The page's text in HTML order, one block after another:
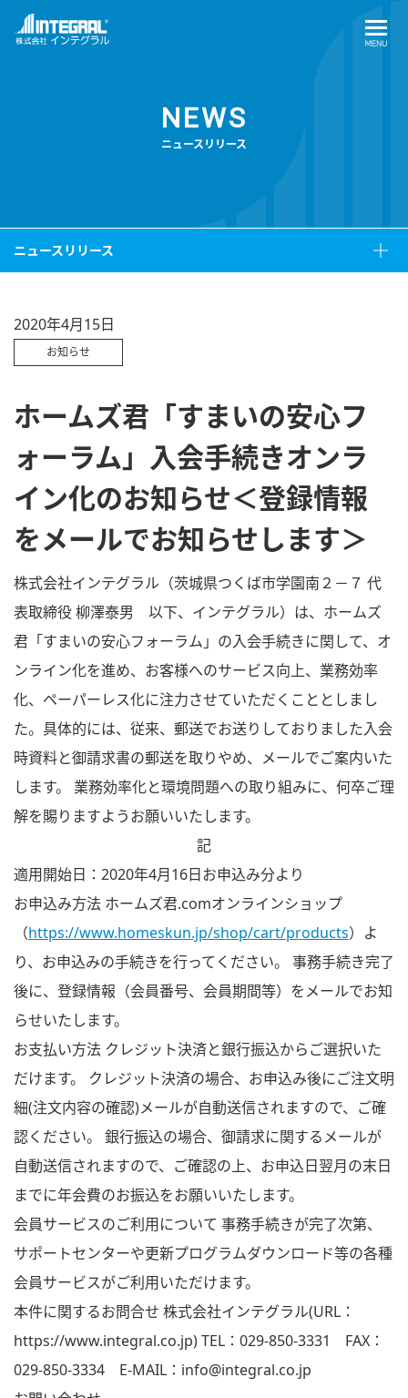
NEWS
ニュースリリース
ニュースリリース
2020年4月15日
お知らせ
ホームズ君「すまいの安心フ
ォーラム」入会手続きオンラ
イン化のお知らせ＜登録情報
をメールでお知らせします＞
株式会社インテグラル（茨城県つくば市学園南２－７ 代
表取締役 柳澤泰男 以下、インテグラル）は、ホームズ
君「すまいの安心フォーラム」の入会手続きに関して、オ
ンライン化を進め、お客様へのサービス向上、業務効率
化、ペーパーレス化に注力させていただくこととしまし
た。具体的には、従来、郵送でお送りしておりました入会
時資料と御請求書の郵送を取りやめ、メールでご案内いた
します。 業務効率化と環境問題への取り組みに、何卒ご理
解を賜りますようお願いいたします。
記
適用開始日：2020年4月16日お申込み分より
お申込み方法 ホームズ君.comオンラインショップ
（https://www.homeskun.jp/shop/cart/products）よ
り、お申込みの手続きを行ってください。 事務手続き完了
後に、登録情報（会員番号、会員期間等）をメールでお知
らせいたします。
お支払い方法 クレジット決済と銀行振込からご選択いた
だけます。 クレジット決済の場合、お申込み後にご注文明
細(注文内容の確認)メールが自動送信されますので、ご確
認ください。 銀行振込の場合、御請求に関するメールが
自動送信されますので、ご確認の上、お申込日翌月の末日
までに年会費のお振込をお願いいたします。
会員サービスのご利用について 事務手続きが完了次第、
サポートセンターや更新プログラムダウンロード等の各種
会員サービスがご利用いただけます。
本件に関するお問合せ 株式会社インテグラル(URL：
https://www.integral.co.jp) TEL：029-850-3331 FAX：
029-850-3334 E-MAIL：info@integral.co.jp